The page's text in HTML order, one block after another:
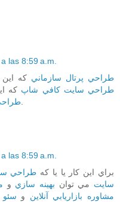
las 8:59 a.m.
طراحي پرتال سازماني که
طراحي سايت کافي شاپ که
است.
las 8:59 a.m.
براي اين کار يا يا که طراحي
سايت مي توان بهينه سازي و
مشاوره بازاريابي آنلاين و سئو